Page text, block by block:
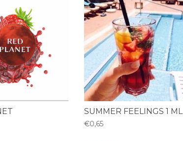
SUMMER FEELINGS 1 ML
€0,65